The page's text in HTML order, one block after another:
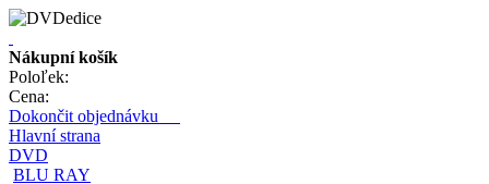
Nákupní košík
Poloľek:
Cena:
Dokončit objednávku
Hlavní strana
DVD
BLU RAY